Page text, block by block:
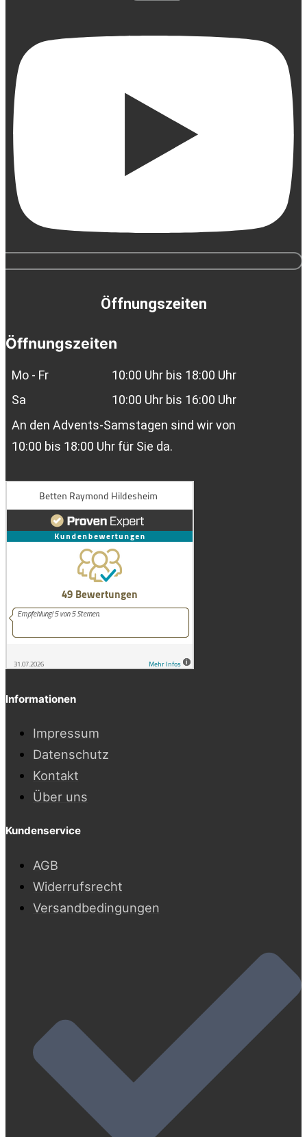
Öffnungszeiten
Öffnungszeiten
Mo - Fr
10:00 Uhr bis 18:00 Uhr
Sa
10:00 Uhr bis 16:00 Uhr
An den Advents-Samstagen sind wir von
10:00 bis 18:00 Uhr für Sie da.
Informationen
Impressum
Datenschutz
Kontakt
Über uns
Kundenservice
AGB
Widerrufsrecht
Versandbedingungen